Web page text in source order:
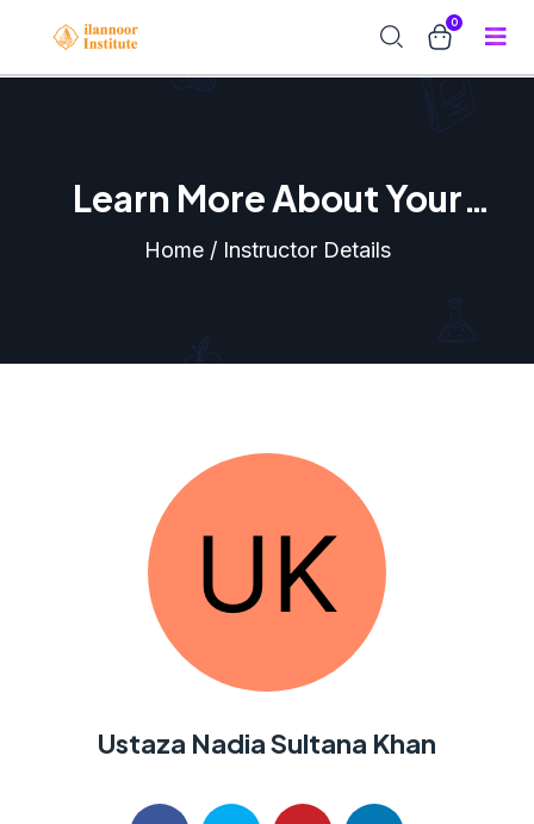
0
Learn More About Your
Instructor
Home / Instructor Details
Ustaza Nadia Sultana Khan